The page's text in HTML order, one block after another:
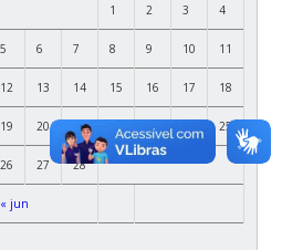
« jun
1 2 3 4
5 6 7 8 9 10 11
12 13 14 15 16 17 18
19 20 21 22 23 25
26 27 28